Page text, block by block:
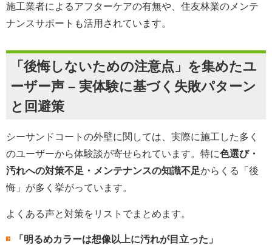
施工業者によるアフターケアの有無や、住友林業のメンテ
ナンスサポートも活用されています。
「後悔しないための注意点」を集めたユ
ーザー声 – 実体験に基づく失敗パターン
と回避策
シーサンドコートの外壁に関しては、実際に施工した多く
のユーザーから体験談が寄せられています。特に色選び・
汚れへの対策不足・メンテナンスの知識不足からくる「後
悔」が多く挙がっています。
よくある声と対策をリストでまとめます。
「明るめカラーは想像以上に汚れが目立った」